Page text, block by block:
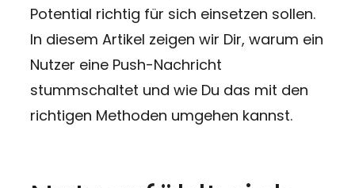
Potential richtig für sich einsetzen sollen.
In diesem Artikel zeigen wir Dir, warum ein
Nutzer eine Push-Nachricht
stummschaltet und wie Du das mit den
richtigen Methoden umgehen kannst.